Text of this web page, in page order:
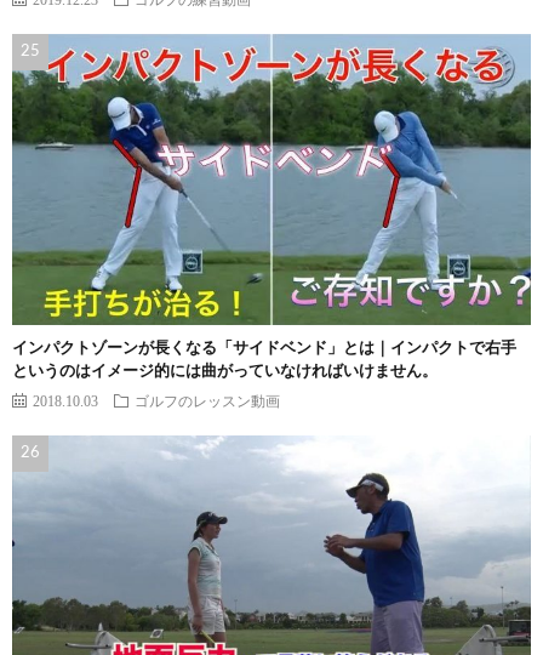
インパクトゾーンが長くなる「サイドベンド」とは｜インパクトで右手
というのはイメージ的には曲がっていなければいけません。
2018.10.03 ゴルフのレッスン動画